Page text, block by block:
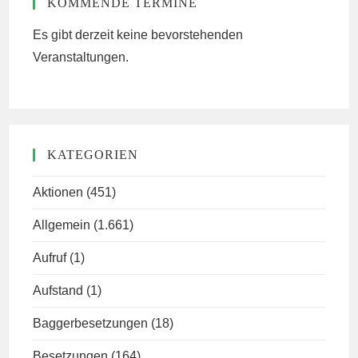
KOMMENDE TERMINE
Es gibt derzeit keine bevorstehenden
Veranstaltungen.
KATEGORIEN
Aktionen (451)
Allgemein (1.661)
Aufruf (1)
Aufstand (1)
Baggerbesetzungen (18)